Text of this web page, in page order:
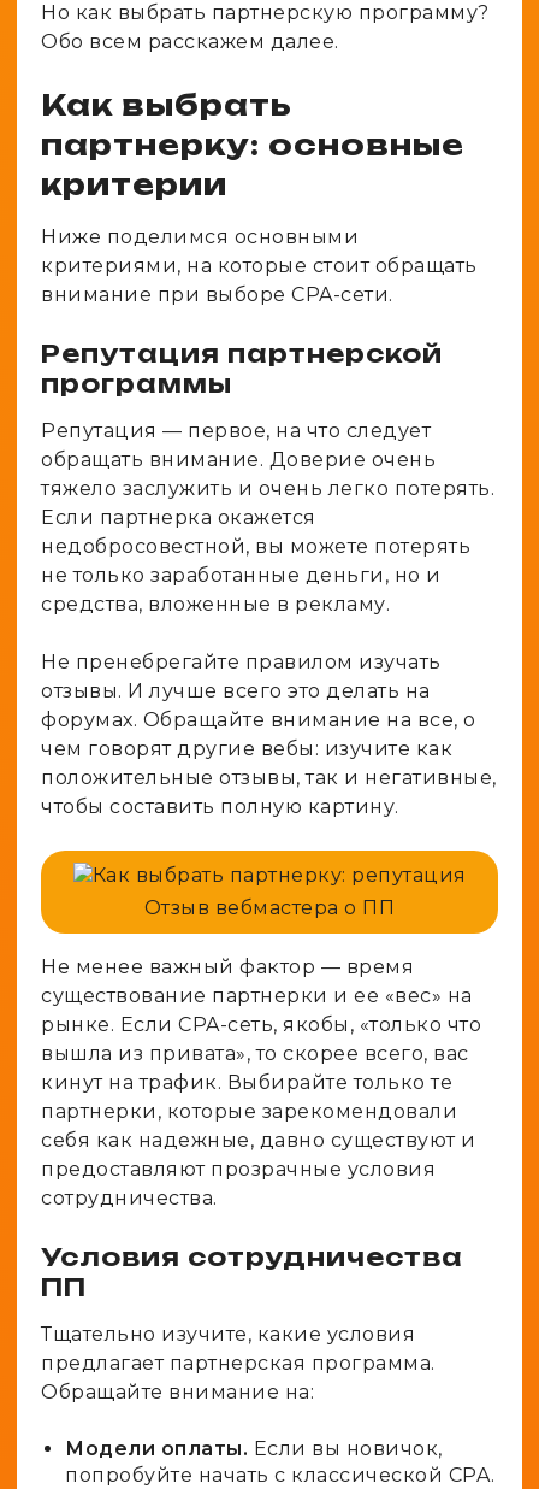
Но как выбрать партнерскую программу?
Обо всем расскажем далее.
Как выбрать
партнерку: основные
критерии
Ниже поделимся основными
критериями, на которые стоит обращать
внимание при выборе CPA-сети.
Репутация партнерской
программы
Репутация — первое, на что следует
обращать внимание. Доверие очень
тяжело заслужить и очень легко потерять.
Если партнерка окажется
недобросовестной, вы можете потерять
не только заработанные деньги, но и
средства, вложенные в рекламу.
Не пренебрегайте правилом изучать
отзывы. И лучше всего это делать на
форумах. Обращайте внимание на все, о
чем говорят другие вебы: изучите как
положительные отзывы, так и негативные,
чтобы составить полную картину.
Отзыв вебмастера о ПП
Не менее важный фактор — время
существование партнерки и ее «вес» на
рынке. Если CPA-сеть, якобы, «только что
вышла из привата», то скорее всего, вас
кинут на трафик. Выбирайте только те
партнерки, которые зарекомендовали
себя как надежные, давно существуют и
предоставляют прозрачные условия
сотрудничества.
Условия сотрудничества
ПП
Тщательно изучите, какие условия
предлагает партнерская программа.
Обращайте внимание на:
Модели оплаты. Если вы новичок,
попробуйте начать с классической CPA.